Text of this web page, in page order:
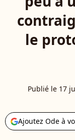
le
Publié le 17
Ajoutez Ode à